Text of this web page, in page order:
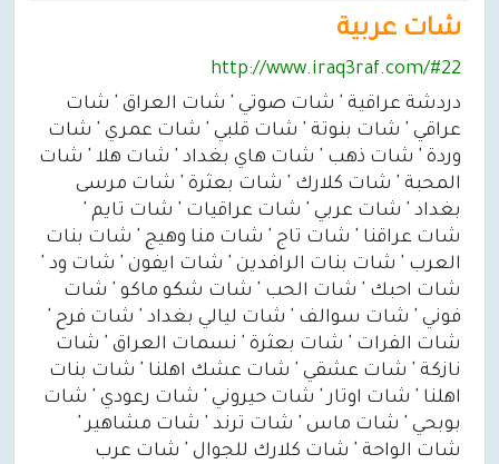
شات عربية
http://www.iraq3raf.com/#22
دردشة عراقية ' شات صوتي ' شات العراق ' شات
عراقي ' شات بنوتة ' شات قلبي ' شات عمري ' شات
وردة ' شات ذهب ' شات هاي بغداد ' شات هلا ' شات
المحبة ' شات كلارك ' شات بعثرة ' شات مرسى
بغداد ' شات عربي ' شات عراقيات ' شات تايم '
شات عراقنا ' شات تاج ' شات منا وهيج ' شات بنات
العرب ' شات بنات الرافدين ' شات ايفون ' شات ود '
شات احبك ' شات الحب ' شات شكو ماكو ' شات
فوني ' شات سوالف ' شات ليالي بغداد ' شات فرح '
شات الفرات ' شات بعثرة ' نسمات العراق ' شات
نازكة ' شات عشقي ' شات عشك اهلنا ' شات بنات
اهلنا ' شات اوتار ' شات حيروني ' شات رعودي ' شات
بوبحي ' شات ماس ' شات ترند ' شات مشاهير '
شات الواحة ' شات كلارك للجوال ' شات عرب